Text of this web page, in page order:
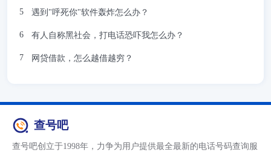
遇到"呼死你"软件轰炸怎么办？
有人自称黑社会，打电话恐吓我怎么办？
网贷借款，怎么越借越穷？
查号吧
查号吧创立于1998年，力争为用户提供最全最新的电话号码查询服